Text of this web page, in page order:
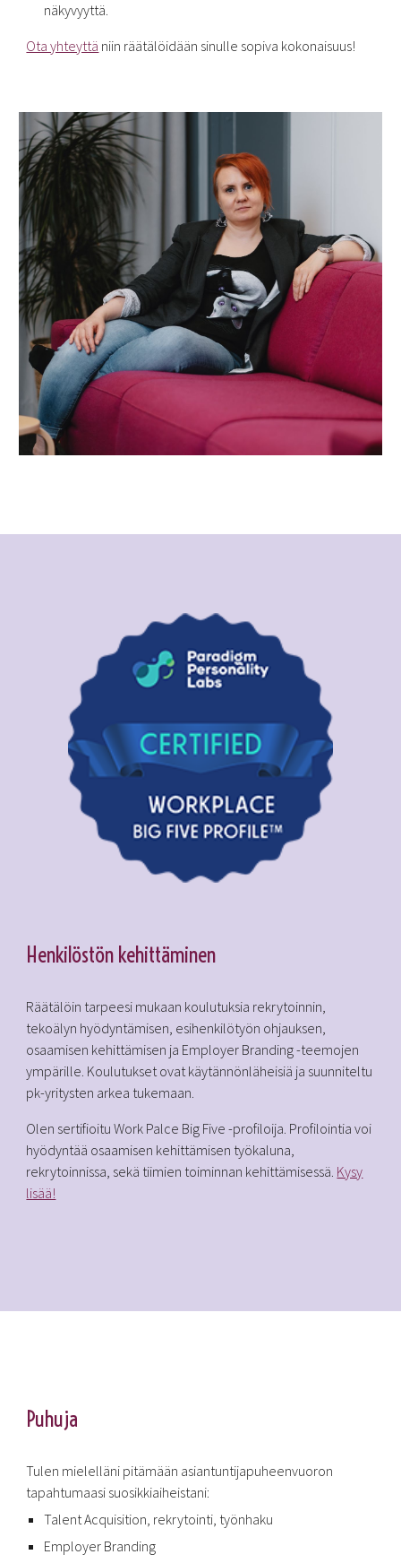
näkyvyyttä.
Ota yhteyttä niin räätälöidään sinulle sopiva kokonaisuus!
Henkilöstön kehittäminen
Räätälöin tarpeesi mukaan koulutuksia rekrytoinnin,
tekoälyn hyödyntämisen, esihenkilötyön ohjauksen,
osaamisen kehittämisen ja Employer Branding -teemojen
ympärille. Koulutukset ovat käytännönläheisiä ja suunniteltu
pk-yritysten arkea tukemaan.
Olen sertifioitu Work Palce Big Five -profiloija. Profilointia voi
hyödyntää osaamisen kehittämisen työkaluna,
rekrytoinnissa, sekä tiimien toiminnan kehittämisessä. Kysy
lisää!
Puhuja
Tulen mielelläni pitämään asiantuntijapuheenvuoron
tapahtumaasi suosikkiaiheistani:
Talent Acquisition, rekrytointi, työnhaku
Employer Branding